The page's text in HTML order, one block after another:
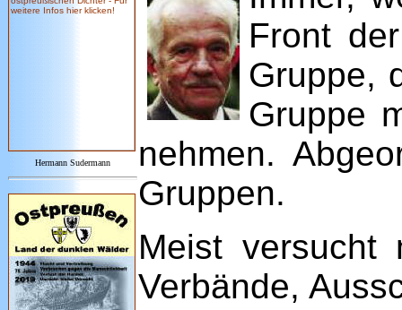
Hermann Sudermann
Front
Gruppe,
Gruppe
nehmen.
Gruppen.
Meist versucht
Verbände,